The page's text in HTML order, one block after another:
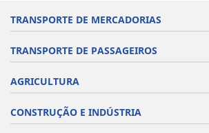
TRANSPORTE DE MERCADORIAS
TRANSPORTE DE PASSAGEIROS
AGRICULTURA
CONSTRUÇÃO E INDÚSTRIA